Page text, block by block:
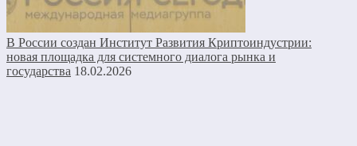
В России создан Институт Развития Криптоиндустрии:
новая площадка для системного диалога рынка и
государства 18.02.2026